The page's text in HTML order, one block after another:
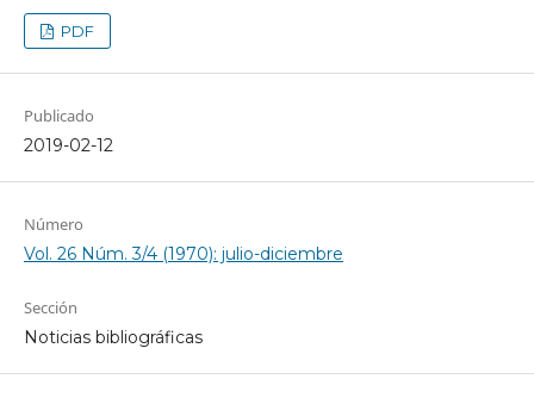
PDF
Publicado
2019-02-12
Número
Vol. 26 Núm. 3/4 (1970): julio-diciembre
Sección
Noticias bibliográficas